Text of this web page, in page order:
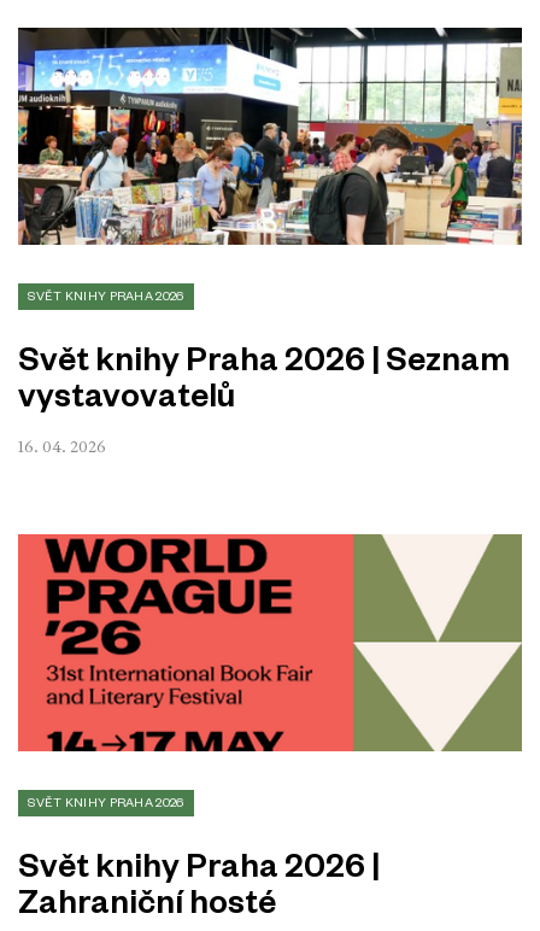
SVĚT KNIHY PRAHA 2026
Svět knihy Praha 2026 | Seznam
vystavovatelů
16. 04. 2026
SVĚT KNIHY PRAHA 2026
Svět knihy Praha 2026 |
Zahraniční hosté